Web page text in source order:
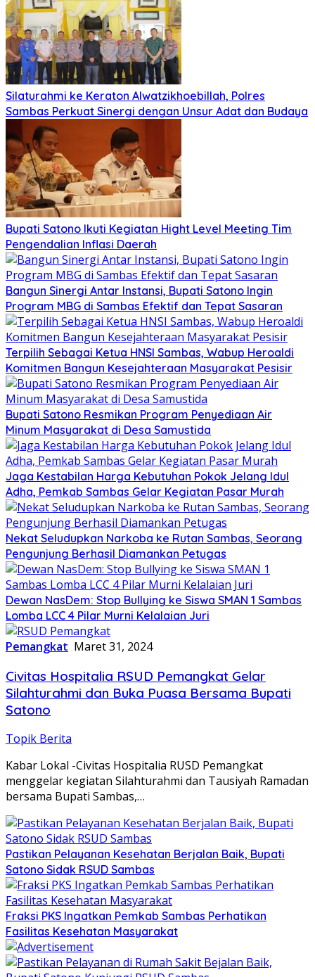
Silaturahmi ke Keraton Alwatzikhoebillah, Polres
Sambas Perkuat Sinergi dengan Unsur Adat dan Budaya
Bupati Satono Ikuti Kegiatan Hight Level Meeting Tim
Pengendalian Inflasi Daerah
Bangun Sinergi Antar Instansi, Bupati Satono Ingin
Program MBG di Sambas Efektif dan Tepat Sasaran
Terpilih Sebagai Ketua HNSI Sambas, Wabup Heroaldi
Komitmen Bangun Kesejahteraan Masyarakat Pesisir
Bupati Satono Resmikan Program Penyediaan Air
Minum Masyarakat di Desa Samustida
Jaga Kestabilan Harga Kebutuhan Pokok Jelang Idul
Adha, Pemkab Sambas Gelar Kegiatan Pasar Murah
Nekat Seludupkan Narkoba ke Rutan Sambas, Seorang
Pengunjung Berhasil Diamankan Petugas
Dewan NasDem: Stop Bullying ke Siswa SMAN 1 Sambas
Lomba LCC 4 Pilar Murni Kelalaian Juri
Pemangkat Maret 31, 2024
Civitas Hospitalia RSUD Pemangkat Gelar
Silahturahmi dan Buka Puasa Bersama Bupati
Satono
Topik Berita
Kabar Lokal -Civitas Hospitalia RUSD Pemangkat
menggelar kegiatan Silahturahmi dan Tausiyah Ramadan
bersama Bupati Sambas,…
Pastikan Pelayanan Kesehatan Berjalan Baik, Bupati
Satono Sidak RSUD Sambas
Fraksi PKS Ingatkan Pemkab Sambas Perhatikan
Fasilitas Kesehatan Masyarakat